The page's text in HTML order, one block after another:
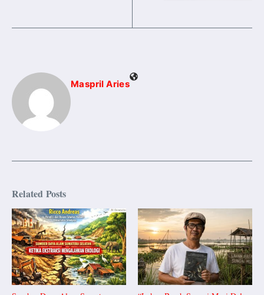
Maspril Aries
Related Posts